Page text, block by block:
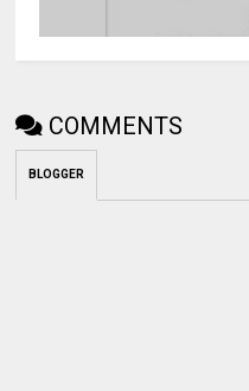
COMMENTS
BLOGGER